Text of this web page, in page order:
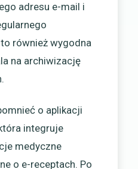
adresu e-mail i
również wygodna
na archiwizację
o aplikacji
integruje
medyczne
o e-receptach. Po